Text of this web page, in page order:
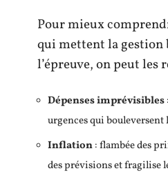
Pour mieux
qui mettent la gestion
l’épreuve, on peut les
Dépenses imprévisibles
urgences qui bouleversent
Inflation: flambée des
des prévisions et fragilise